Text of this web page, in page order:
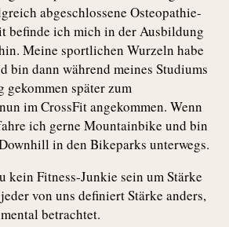
abgeschlossene Osteopathie-
befinde ich mich in der Ausbildung
Meine sportlichen Wurzeln habe
bin dann während meines Studiums
gekommen später zum
im CrossFit angekommen. Wenn
ich gerne Mountainbike und bin
in den Bikeparks unterwegs.
kein Fitness-Junkie sein um Stärke
von uns definiert Stärke anders,
betrachtet.